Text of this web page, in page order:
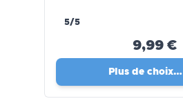
5/5
9,99 €
Plus de choix…